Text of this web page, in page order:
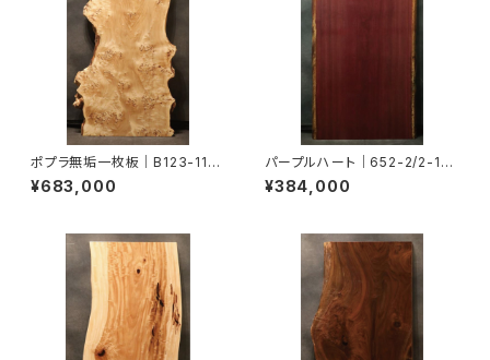
ポプラ無垢一枚板｜B123-11-1
(W165) 脚：別売り｜T0012
¥683,000
パープルハート｜652-2/2-14-
2(W180) 脚：別売り｜T0010
¥384,000